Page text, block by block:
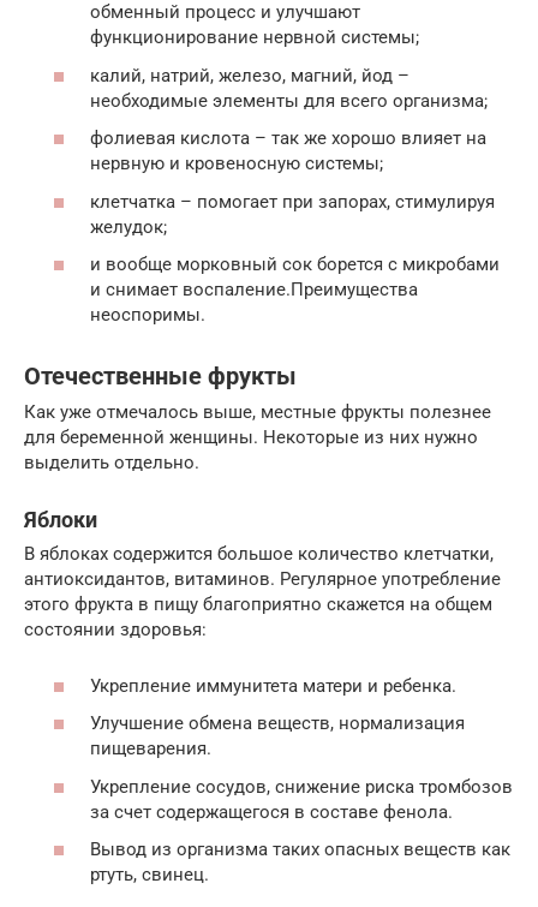
обменный процесс и улучшают
функционирование нервной системы;
калий, натрий, железо, магний, йод –
необходимые элементы для всего организма;
фолиевая кислота – так же хорошо влияет на
нервную и кровеносную системы;
клетчатка – помогает при запорах, стимулируя
желудок;
и вообще морковный сок борется с микробами
и снимает воспаление.Преимущества
неоспоримы.
Отечественные фрукты
Как уже отмечалось выше, местные фрукты полезнее
для беременной женщины. Некоторые из них нужно
выделить отдельно.
Яблоки
В яблоках содержится большое количество клетчатки,
антиоксидантов, витаминов. Регулярное употребление
этого фрукта в пищу благоприятно скажется на общем
состоянии здоровья:
Укрепление иммунитета матери и ребенка.
Улучшение обмена веществ, нормализация
пищеварения.
Укрепление сосудов, снижение риска тромбозов
за счет содержащегося в составе фенола.
Вывод из организма таких опасных веществ как
ртуть, свинец.